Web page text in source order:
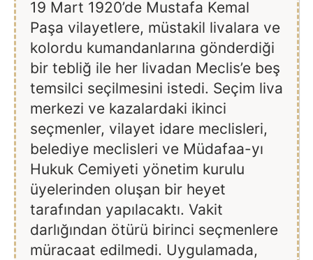
19 Mart 1920’de Mustafa Kemal
Paşa vilayetlere, müstakil livalara ve
kolordu kumandanlarına gönderdiği
bir tebliğ ile her livadan Meclis’e beş
temsilci seçilmesini istedi. Seçim liva
merkezi ve kazalardaki ikinci
seçmenler, vilayet idare meclisleri,
belediye meclisleri ve Müdafaa-yı
Hukuk Cemiyeti yönetim kurulu
üyelerinden oluşan bir heyet
tarafından yapılacaktı. Vakit
darlığından ötürü birinci seçmenlere
müracaat edilmedi. Uygulamada,